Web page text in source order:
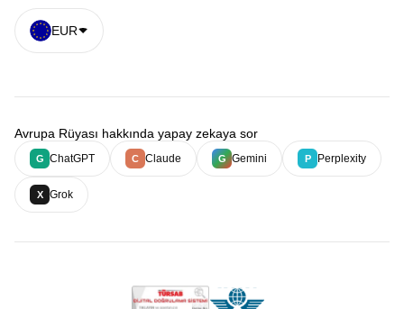
EUR
Avrupa Rüyası hakkında yapay zekaya sor
G ChatGPT C Claude G Gemini P Perplexity
X Grok